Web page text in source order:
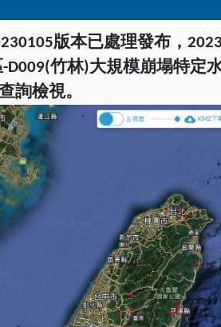
版本已處理發布，
竹林)大規模崩塌特定
詢檢視。